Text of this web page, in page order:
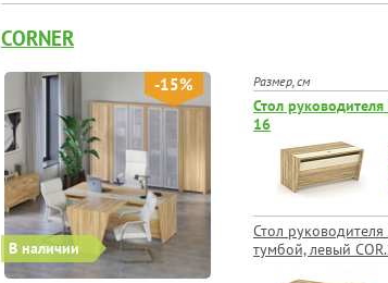
CORNER
В наличии
-15% Размер, см
Стол руководителя
16
Стол
тумбой, левый